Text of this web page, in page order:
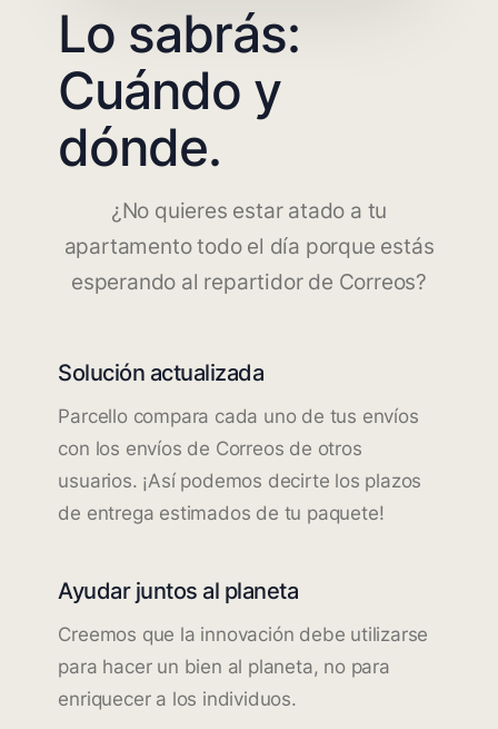
Lo sabrás:
Cuándo y
dónde.
¿No quieres estar atado a tu
apartamento todo el día porque estás
esperando al repartidor de Correos?
Solución actualizada
Parcello compara cada uno de tus envíos
con los envíos de Correos de otros
usuarios. ¡Así podemos decirte los plazos
de entrega estimados de tu paquete!
Ayudar juntos al planeta
Creemos que la innovación debe utilizarse
para hacer un bien al planeta, no para
enriquecer a los individuos.